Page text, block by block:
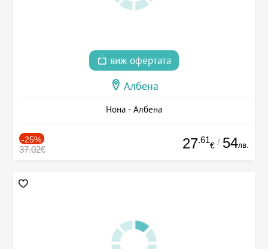
виж офертата
Албена
Нона - Албена
-25%
37.02€ 27.61
€ / 54лв.